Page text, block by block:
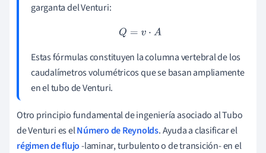
garganta del Venturi:
Q= v⋅ A
Estas fórmulas constituyen la columna vertebral de los
caudalímetros volumétricos que se basan ampliamente
en el tubo de Venturi.
Otro principio fundamental de ingeniería asociado al Tubo
de Venturi es elNúmero de Reynolds. Ayuda a clasificar el
régimen de flujo-laminar, turbulento o de transición- en el